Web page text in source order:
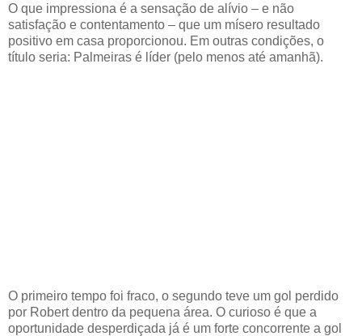
O que impressiona é a sensação de alívio – e não
satisfação e contentamento – que um mísero resultado
positivo em casa proporcionou. Em outras condições, o
título seria: Palmeiras é líder (pelo menos até amanhã).
O primeiro tempo foi fraco, o segundo teve um gol perdido
por Robert dentro da pequena área. O curioso é que a
oportunidade desperdiçada já é um forte concorrente a gol